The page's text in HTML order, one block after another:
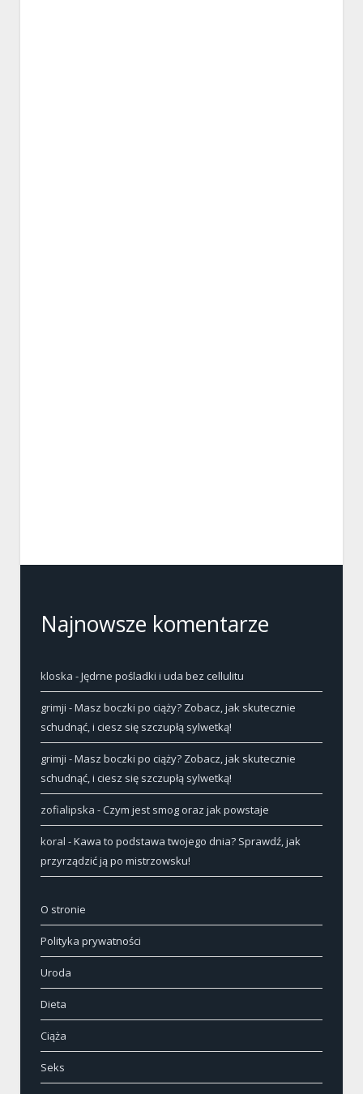
Najnowsze komentarze
kloska -Jędrne pośladki i uda bez cellulitu
grimji -Masz boczki po ciąży? Zobacz, jak skutecznie
schudnąć, i ciesz się szczupłą sylwetką!
grimji -Masz boczki po ciąży? Zobacz, jak skutecznie
schudnąć, i ciesz się szczupłą sylwetką!
zofialipska -Czym jest smog oraz jak powstaje
koral -Kawa to podstawa twojego dnia? Sprawdź, jak
przyrządzić ją po mistrzowsku!
O stronie
Polityka prywatności
Uroda
Dieta
Ciąża
Seks